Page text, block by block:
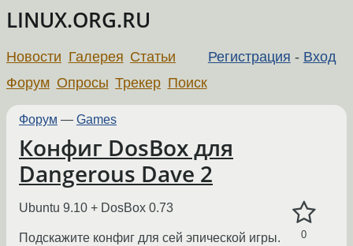
LINUX.ORG.RU
Регистрация - Вход
Новости Галерея Статьи
Форум Опросы Трекер Поиск
Форум — Games
Конфиг DosBox для
Dangerous Dave 2
0
Ubuntu 9.10 + DosBox 0.73
Подскажите конфиг для сей эпической игры.